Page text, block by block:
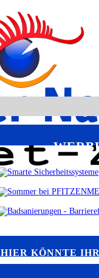
HIER KÖNNTE